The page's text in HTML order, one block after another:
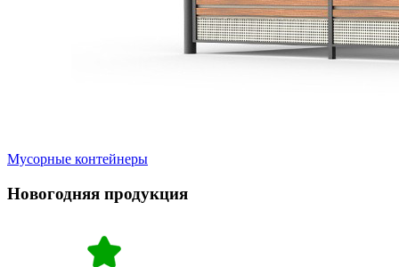
Мусорные контейнеры
Новогодняя продукция